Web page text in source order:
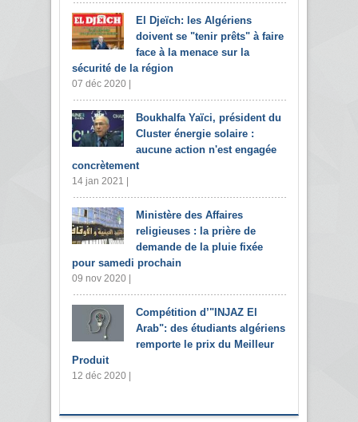
El Djeïch: les Algériens
doivent se "tenir prêts" à faire
face à la menace sur la
sécurité de la région
07 déc 2020 |
Boukhalfa Yaïci, président du
Cluster énergie solaire :
aucune action n'est engagée
concrètement
14 jan 2021 |
Ministère des Affaires
religieuses : la prière de
demande de la pluie fixée
pour samedi prochain
09 nov 2020 |
Compétition d’"INJAZ El
Arab": des étudiants algériens
remporte le prix du Meilleur
Produit
12 déc 2020 |